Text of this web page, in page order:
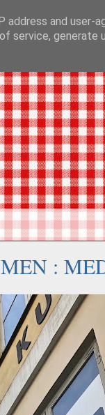
:
address and user-
service, generate